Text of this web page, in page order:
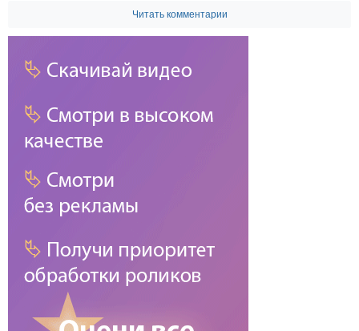
Читать комментарии